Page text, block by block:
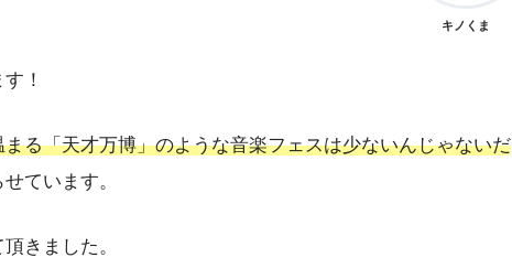
キノくま
！
る「天才万博」のような音楽フェスは少ないんじゃないだ
ています。
きました。